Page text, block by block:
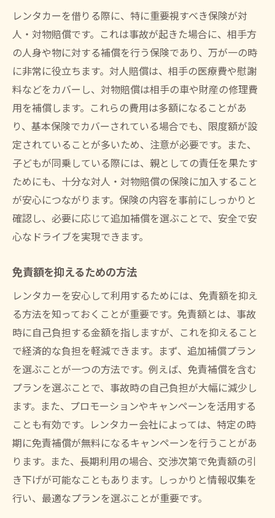
レンタカーを借りる際に、特に重要視すべき保険が対
人・対物賠償です。これは事故が起きた場合に、相手方
の人身や物に対する補償を行う保険であり、万が一の時
に非常に役立ちます。対人賠償は、相手の医療費や慰謝
料などをカバーし、対物賠償は相手の車や財産の修理費
用を補償します。これらの費用は多額になることがあ
り、基本保険でカバーされている場合でも、限度額が設
定されていることが多いため、注意が必要です。また、
子どもが同乗している際には、親としての責任を果たす
ためにも、十分な対人・対物賠償の保険に加入すること
が安心につながります。保険の内容を事前にしっかりと
確認し、必要に応じて追加補償を選ぶことで、安全で安
心なドライブを実現できます。
免責額を抑えるための方法
レンタカーを安心して利用するためには、免責額を抑え
る方法を知っておくことが重要です。免責額とは、事故
時に自己負担する金額を指しますが、これを抑えること
で経済的な負担を軽減できます。まず、追加補償プラン
を選ぶことが一つの方法です。例えば、免責補償を含む
プランを選ぶことで、事故時の自己負担が大幅に減少し
ます。また、プロモーションやキャンペーンを活用する
ことも有効です。レンタカー会社によっては、特定の時
期に免責補償が無料になるキャンペーンを行うことがあ
ります。また、長期利用の場合、交渉次第で免責額の引
き下げが可能なこともあります。しっかりと情報収集を
行い、最適なプランを選ぶことが重要です。